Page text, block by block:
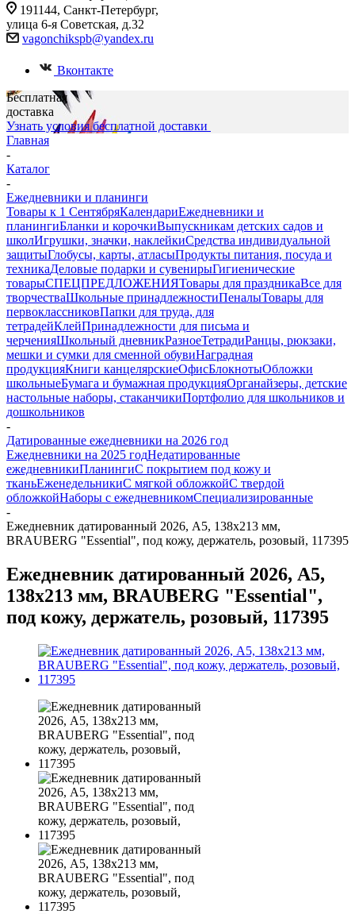
191144, Санкт-Петербург,
улица 6-я Советская, д.32
vagonchikspb@yandex.ru
Вконтакте
Бесплатная
доставка
Узнать условия бесплатной доставки
Главная
-
Каталог
-
Ежедневники и планинги
Товары к 1 СентябряКалендариЕжедневники и
планингиБланки и корочкиВыпускникам детских садов и
школИгрушки, значки, наклейкиСредства индивидуальной
защитыГлобусы, карты, атласыПродукты питания, посуда и
техникаДеловые подарки и сувенирыГигиенические
товарыСПЕЦПРЕДЛОЖЕНИЯТовары для праздникаВсе для
творчестваШкольные принадлежностиПеналыТовары для
первоклассниковПапки для труда, для
тетрадейКлейПринадлежности для письма и
черченияШкольный дневникРазноеТетрадиРанцы, рюкзаки,
мешки и сумки для сменной обувиНаградная
продукцияКниги канцелярскиеОфисБлокнотыОбложки
школьныеБумага и бумажная продукцияОрганайзеры, детские
настольные наборы, стаканчикиПортфолио для школьников и
дошкольников
-
Датированные ежедневники на 2026 год
Ежедневники на 2025 годНедатированные
ежедневникиПланингиС покрытием под кожу и
тканьЕженедельникиС мягкой обложкойС твердой
обложкойНаборы с ежедневникомСпециализированные
-
Ежедневник датированный 2026, А5, 138х213 мм,
BRAUBERG "Essential", под кожу, держатель, розовый, 117395
Ежедневник датированный 2026, А5,
138х213 мм, BRAUBERG "Essential",
под кожу, держатель, розовый, 117395